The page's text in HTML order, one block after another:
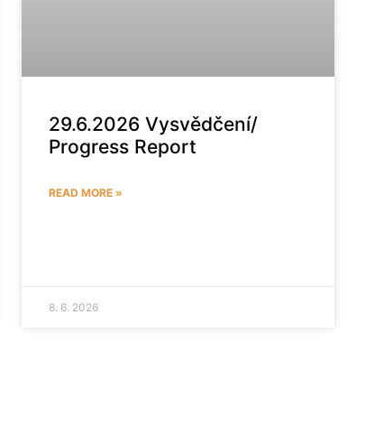
29.6.2026 Vysvědčení/
Progress Report
READ MORE »
8. 6. 2026